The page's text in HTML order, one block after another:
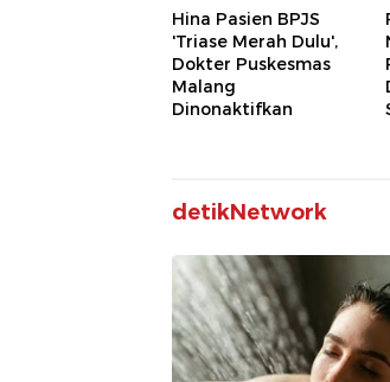
Hina Pasien BPJS
'Triase Merah Dulu',
Dokter Puskesmas
Malang
Dinonaktifkan
detikNetwork